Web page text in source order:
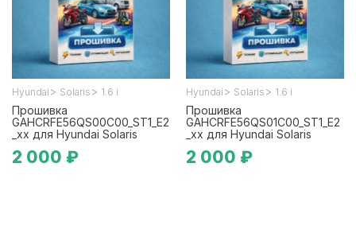
Hyundai > Solaris > 1.6 i
Прошивка
GAHCRFE56QS00C00_ST1_E2
_xx для Hyundai Solaris
2 000 ₽
Hyundai > Solaris > 1.6 i
Прошивка
GAHCRFE56QS01C00_ST1_E2
_xx для Hyundai Solaris
2 000 ₽